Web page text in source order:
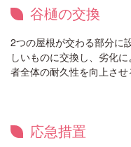
谷樋の交換
2つの屋根が交わる部分に
しいものに交換し、劣化
者全体の耐久性を向上させ
応急措置